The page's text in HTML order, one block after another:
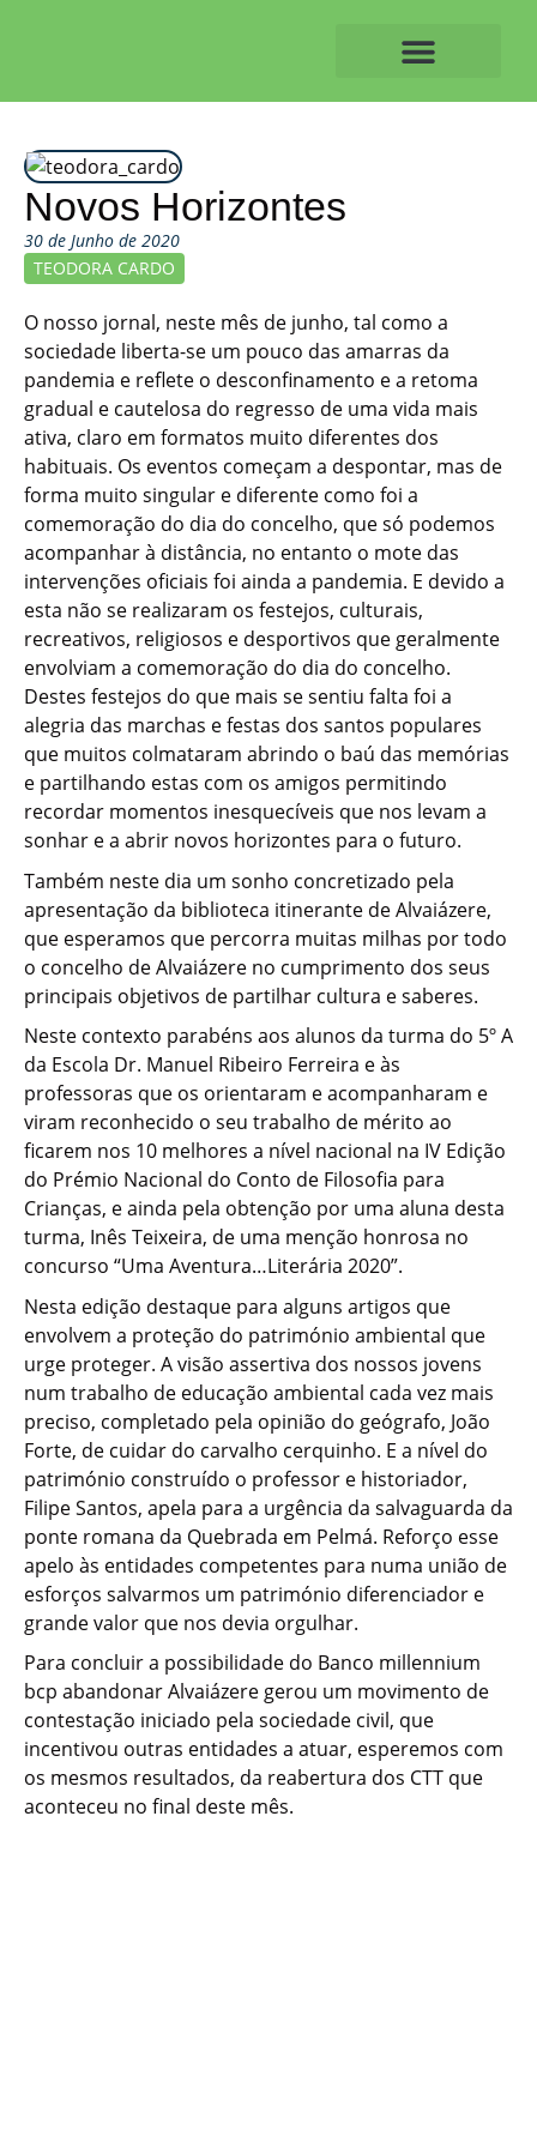
Novos Horizontes
30 de Junho de 2020
TEODORA CARDO
O nosso jornal, neste mês de junho, tal como a
sociedade liberta-se um pouco das amarras da
pandemia e reflete o desconfinamento e a retoma
gradual e cautelosa do regresso de uma vida mais
ativa, claro em formatos muito diferentes dos
habituais. Os eventos começam a despontar, mas de
forma muito singular e diferente como foi a
comemoração do dia do concelho, que só podemos
acompanhar à distância, no entanto o mote das
intervenções oficiais foi ainda a pandemia. E devido a
esta não se realizaram os festejos, culturais,
recreativos, religiosos e desportivos que geralmente
envolviam a comemoração do dia do concelho.
Destes festejos do que mais se sentiu falta foi a
alegria das marchas e festas dos santos populares
que muitos colmataram abrindo o baú das memórias
e partilhando estas com os amigos permitindo
recordar momentos inesquecíveis que nos levam a
sonhar e a abrir novos horizontes para o futuro.
Também neste dia um sonho concretizado pela
apresentação da biblioteca itinerante de Alvaiázere,
que esperamos que percorra muitas milhas por todo
o concelho de Alvaiázere no cumprimento dos seus
principais objetivos de partilhar cultura e saberes.
Neste contexto parabéns aos alunos da turma do 5º A
da Escola Dr. Manuel Ribeiro Ferreira e às
professoras que os orientaram e acompanharam e
viram reconhecido o seu trabalho de mérito ao
ficarem nos 10 melhores a nível nacional na IV Edição
do Prémio Nacional do Conto de Filosofia para
Crianças, e ainda pela obtenção por uma aluna desta
turma, Inês Teixeira, de uma menção honrosa no
concurso “Uma Aventura…Literária 2020”.
Nesta edição destaque para alguns artigos que
envolvem a proteção do património ambiental que
urge proteger. A visão assertiva dos nossos jovens
num trabalho de educação ambiental cada vez mais
preciso, completado pela opinião do geógrafo, João
Forte, de cuidar do carvalho cerquinho. E a nível do
património construído o professor e historiador,
Filipe Santos, apela para a urgência da salvaguarda da
ponte romana da Quebrada em Pelmá. Reforço esse
apelo às entidades competentes para numa união de
esforços salvarmos um património diferenciador e
grande valor que nos devia orgulhar.
Para concluir a possibilidade do Banco millennium
bcp abandonar Alvaiázere gerou um movimento de
contestação iniciado pela sociedade civil, que
incentivou outras entidades a atuar, esperemos com
os mesmos resultados, da reabertura dos CTT que
aconteceu no final deste mês.